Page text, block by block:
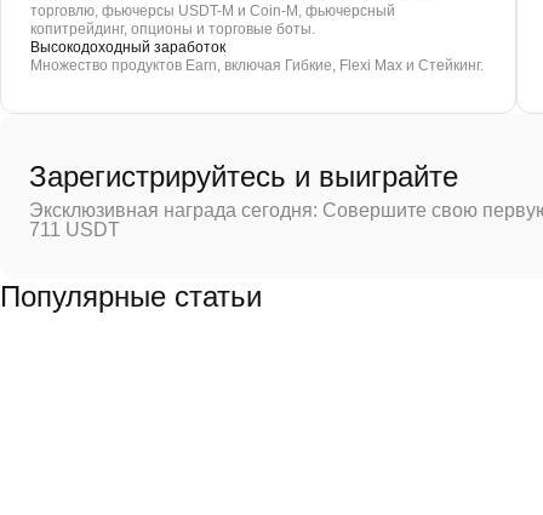
торговлю, фьючерсы USDT-M и Coin-M, фьючерсный
копитрейдинг, опционы и торговые боты.
Высокодоходный заработок
Множество продуктов Earn, включая Гибкие, Flexi Max и Стейкинг.
Зарегистрируйтесь и выиграйте
Эксклюзивная награда сегодня: Совершите свою
711 USDT
Популярные статьи